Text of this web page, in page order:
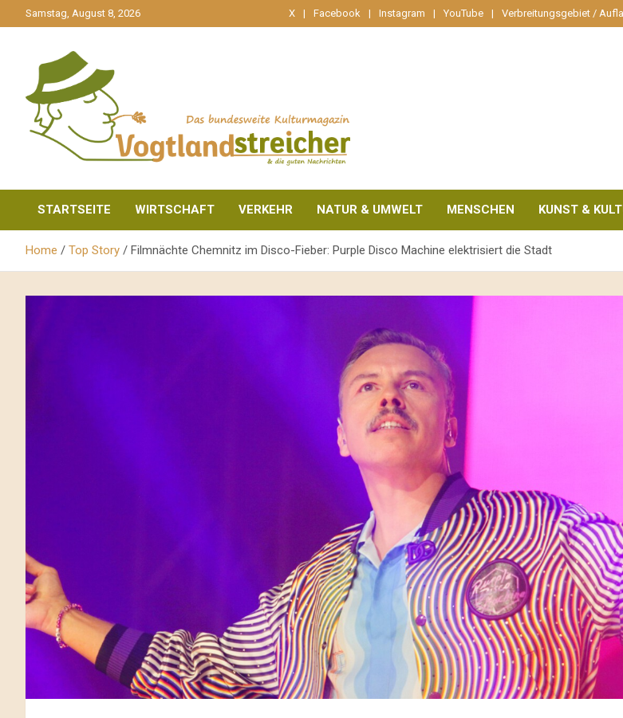
zum
Samstag, August 8, 2026 X Facebook Instagram YouTube Verbreitungsgebiet /
Vogtlandstreicher
STARTSEITE WIRTSCHAFT VERKEHR NATUR & UMWELT MENSCHEN KUNST &
Home Top Story Filmnächte Chemnitz im Disco-Fieber: Purple Disco Machine elektrisiert die Stadt